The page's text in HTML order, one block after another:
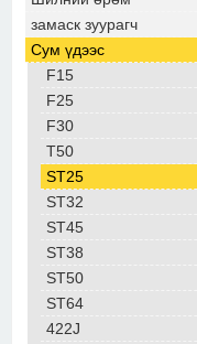
замаск зуурагч
Сум үдээс
F15
F25
F30
T50
ST25
ST32
ST45
ST38
ST50
ST64
422J